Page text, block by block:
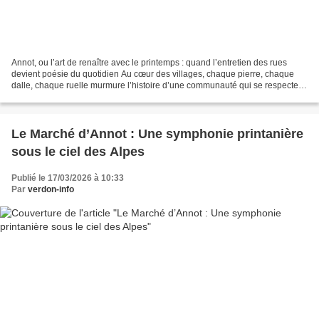
Annot, ou l’art de renaître avec le printemps : quand l’entretien des rues
devient poésie du quotidien Au cœur des villages, chaque pierre, chaque
dalle, chaque ruelle murmure l’histoire d’une communauté qui se respecte et
Le Marché d’Annot : Une symphonie printanière
sous le ciel des Alpes
Publié le 17/03/2026 à 10:33
Par verdon-info